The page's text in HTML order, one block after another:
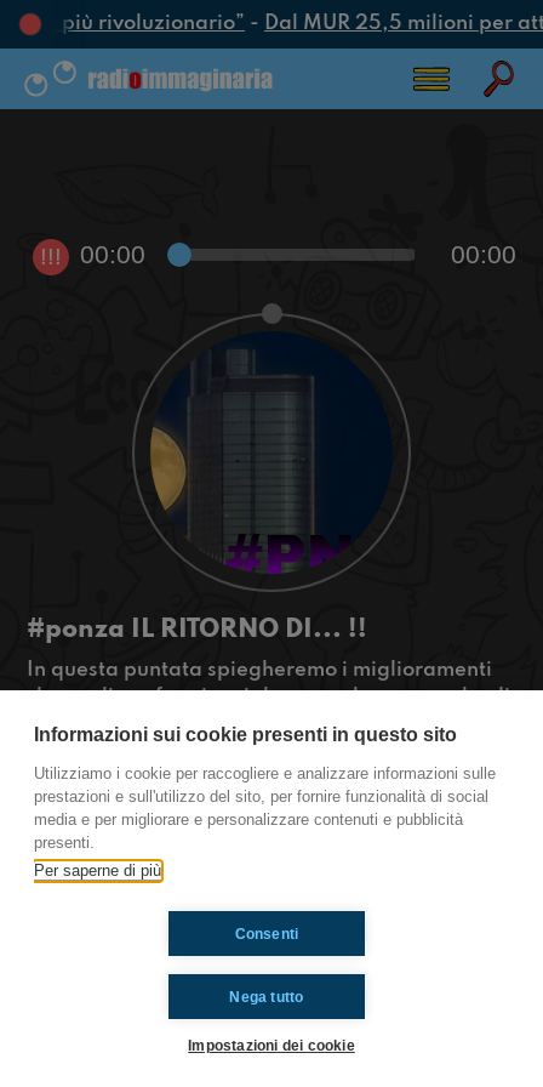
più rivoluzionario”- Dal MUR 25,5 milioni per
!!! 00:00 00:00
#ponza IL RITORNO DI... !!
In questa puntata spiegheremo i miglioramenti
che vogliono fare i social, ma parleremo anche di
un ritorno grande....
#OkkinSu www.radioimmaginaria.it
Ponza
Ti è piaciuto? Condividilo!
Informazioni sui cookie presenti in questo sito
Utilizziamo i cookie per raccogliere e analizzare informazioni sulle
prestazioni e sull'utilizzo del sito, per fornire funzionalità di social
media e per migliorare e personalizzare contenuti e pubblicità
presenti.
Per saperne di più
Nega tutto
Consenti
Impostazioni dei cookie